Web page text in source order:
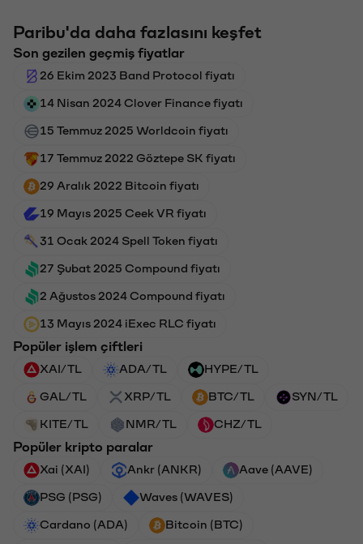
Paribu'da daha fazlasını keşfet
Son gezilen geçmiş fiyatlar
26 Ekim 2023 Band Protocol fiyatı
14 Nisan 2024 Clover Finance fiyatı
15 Temmuz 2025 Worldcoin fiyatı
17 Temmuz 2022 Göztepe SK fiyatı
29 Aralık 2022 Bitcoin fiyatı
19 Mayıs 2025 Ceek VR fiyatı
31 Ocak 2024 Spell Token fiyatı
27 Şubat 2025 Compound fiyatı
2 Ağustos 2024 Compound fiyatı
13 Mayıs 2024 iExec RLC fiyatı
Popüler işlem çiftleri
XAI/TL ADA/TL HYPE/TL
GAL/TL XRP/TL BTC/TL SYN/TL
KITE/TL NMR/TL CHZ/TL
Popüler kripto paralar
Xai (XAI) Ankr (ANKR) Aave (AAVE)
PSG (PSG) Waves (WAVES)
Cardano (ADA) Bitcoin (BTC)